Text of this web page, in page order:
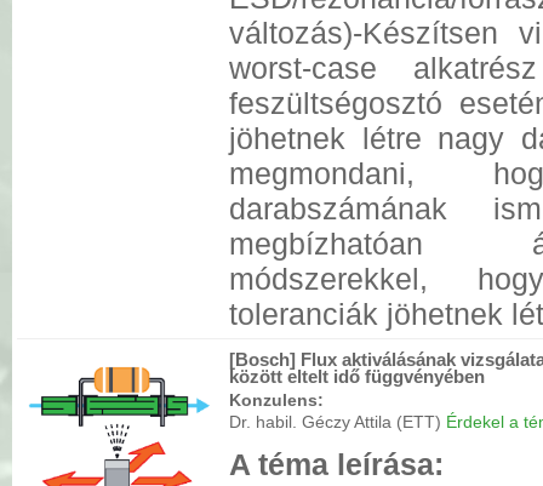
változás)-Készítsen
worst-case
feszültségosztó
jöhetnek létre nagy
megmondani,
darabszámának
megbízhatóan
módszerekkel,
toleranciák jöhetnek
[Bosch] Flux aktiválásának
között eltelt idő függvényében
Konzulens:
Dr. habil. Géczy Attila (ETT) Érdekel a
A téma leírása: